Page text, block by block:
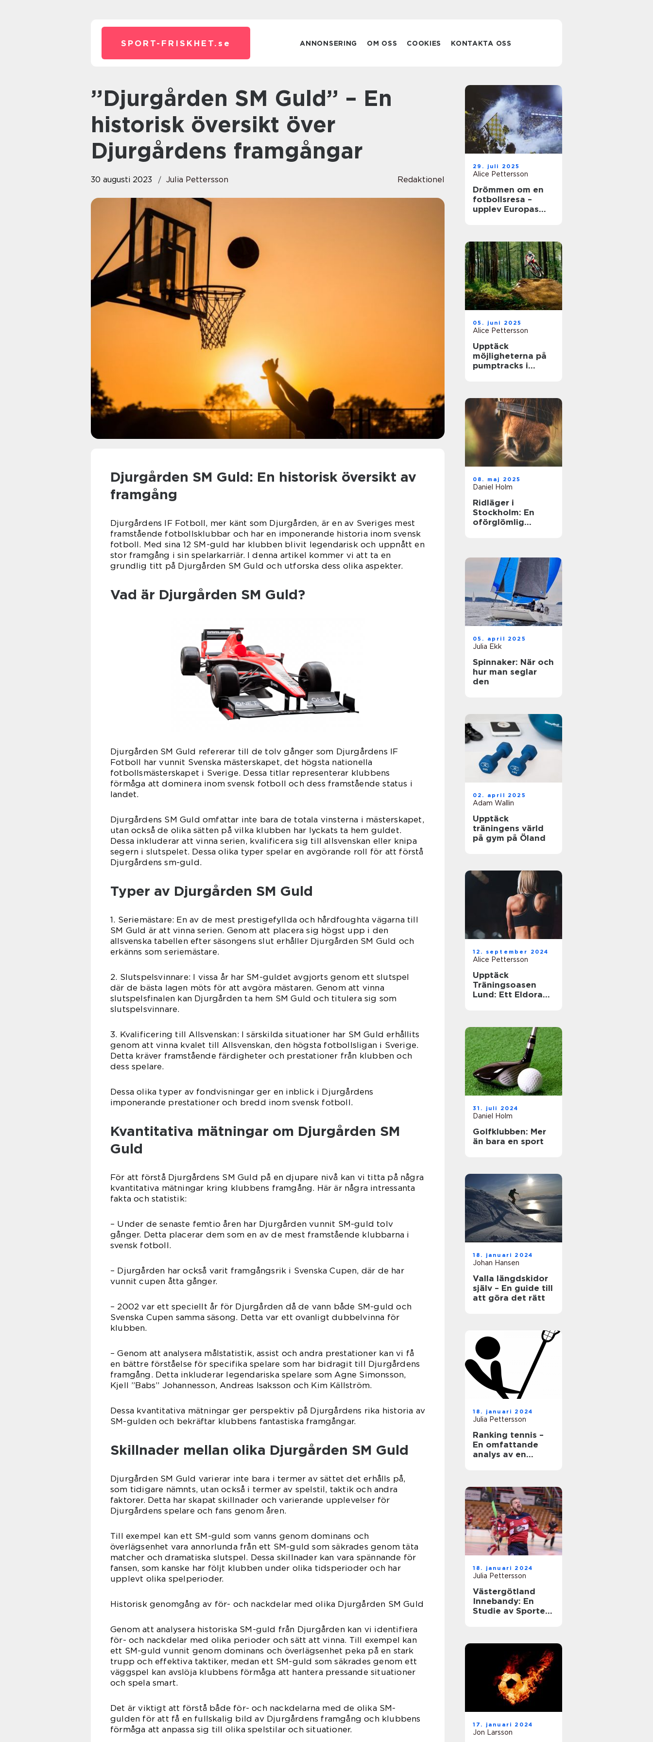
SPORT-FRISKHET. se ANNONSERING OM OSS COOKIES KONTAKTA OSS
”Djurgården SM Guld” – En
historisk översikt över
Djurgårdens framgångar
30 augusti 2023 Julia Pettersson Redaktionel
Djurgården SM Guld: En historisk översikt av
framgång
Djurgårdens IF Fotboll, mer känt som Djurgården, är en av Sveriges mest
framstående fotbollsklubbar och har en imponerande historia inom svensk
fotboll. Med sina 12 SM-guld har klubben blivit legendarisk och uppnått en
stor framgång i sin spelarkarriär. I denna artikel kommer vi att ta en
grundlig titt på Djurgården SM Guld och utforska dess olika aspekter.
Vad är Djurgården SM Guld?
Djurgården SM Guld refererar till de tolv gånger som Djurgårdens IF
Fotboll har vunnit Svenska mästerskapet, det högsta nationella
fotbollsmästerskapet i Sverige. Dessa titlar representerar klubbens
förmåga att dominera inom svensk fotboll och dess framstående status i
landet.
Djurgårdens SM Guld omfattar inte bara de totala vinsterna i mästerskapet,
utan också de olika sätten på vilka klubben har lyckats ta hem guldet.
Dessa inkluderar att vinna serien, kvalificera sig till allsvenskan eller knipa
segern i slutspelet. Dessa olika typer spelar en avgörande roll för att förstå
Djurgårdens sm-guld.
Typer av Djurgården SM Guld
1. Seriemästare: En av de mest prestigefyllda och hårdfoughta vägarna till
SM Guld är att vinna serien. Genom att placera sig högst upp i den
allsvenska tabellen efter säsongens slut erhåller Djurgården SM Guld och
erkänns som seriemästare.
2. Slutspelsvinnare: I vissa år har SM-guldet avgjorts genom ett slutspel
där de bästa lagen möts för att avgöra mästaren. Genom att vinna
slutspelsfinalen kan Djurgården ta hem SM Guld och titulera sig som
slutspelsvinnare.
3. Kvalificering till Allsvenskan: I särskilda situationer har SM Guld erhållits
genom att vinna kvalet till Allsvenskan, den högsta fotbollsligan i Sverige.
Detta kräver framstående färdigheter och prestationer från klubben och
dess spelare.
Dessa olika typer av fondvisningar ger en inblick i Djurgårdens
imponerande prestationer och bredd inom svensk fotboll.
Kvantitativa mätningar om Djurgården SM
Guld
För att förstå Djurgårdens SM Guld på en djupare nivå kan vi titta på några
kvantitativa mätningar kring klubbens framgång. Här är några intressanta
fakta och statistik:
– Under de senaste femtio åren har Djurgården vunnit SM-guld tolv
gånger. Detta placerar dem som en av de mest framstående klubbarna i
svensk fotboll.
– Djurgården har också varit framgångsrik i Svenska Cupen, där de har
vunnit cupen åtta gånger.
– 2002 var ett speciellt år för Djurgården då de vann både SM-guld och
Svenska Cupen samma säsong. Detta var ett ovanligt dubbelvinna för
klubben.
– Genom att analysera målstatistik, assist och andra prestationer kan vi få
en bättre förståelse för specifika spelare som har bidragit till Djurgårdens
framgång. Detta inkluderar legendariska spelare som Agne Simonsson,
Kjell ”Babs” Johannesson, Andreas Isaksson och Kim Källström.
Dessa kvantitativa mätningar ger perspektiv på Djurgårdens rika historia av
SM-gulden och bekräftar klubbens fantastiska framgångar.
Skillnader mellan olika Djurgården SM Guld
Djurgården SM Guld varierar inte bara i termer av sättet det erhålls på,
som tidigare nämnts, utan också i termer av spelstil, taktik och andra
faktorer. Detta har skapat skillnader och varierande upplevelser för
Djurgårdens spelare och fans genom åren.
Till exempel kan ett SM-guld som vanns genom dominans och
överlägsenhet vara annorlunda från ett SM-guld som säkrades genom täta
matcher och dramatiska slutspel. Dessa skillnader kan vara spännande för
fansen, som kanske har följt klubben under olika tidsperioder och har
upplevt olika spelperioder.
Historisk genomgång av för- och nackdelar med olika Djurgården SM Guld
Genom att analysera historiska SM-guld från Djurgården kan vi identifiera
för- och nackdelar med olika perioder och sätt att vinna. Till exempel kan
ett SM-guld vunnit genom dominans och överlägsenhet peka på en stark
trupp och effektiva taktiker, medan ett SM-guld som säkrades genom ett
väggspel kan avslöja klubbens förmåga att hantera pressande situationer
och spela smart.
Det är viktigt att förstå både för- och nackdelarna med de olika SM-
gulden för att få en fullskalig bild av Djurgårdens framgång och klubbens
förmåga att anpassa sig till olika spelstilar och situationer.
29. juli 2025
Alice Pettersson
Drömmen om en
fotbollsresa –
upplev Europas
05. juni 2025
Alice Pettersson
Upptäck
möjligheterna på
pumptracks i
08. maj 2025
Daniel Holm
Ridläger i
Stockholm: En
oförglömlig
05. april 2025
Julia Ekk
Spinnaker: När och
hur man seglar
den
02. april 2025
Adam Wallin
Upptäck
träningens värld
på gym på Öland
12. september 2024
Alice Pettersson
Upptäck
Träningsoasen
Lund: Ett Eldorado
31. juli 2024
Daniel Holm
Golfklubben: Mer
än bara en sport
18. januari 2024
Johan Hansen
Valla längdskidor
själv – En guide till
att göra det rätt
18. januari 2024
Julia Pettersson
Ranking tennis –
En omfattande
analys av en
18. januari 2024
Julia Pettersson
Västergötland
Innebandy: En
Studie av Sporten
17. januari 2024
Jon Larsson